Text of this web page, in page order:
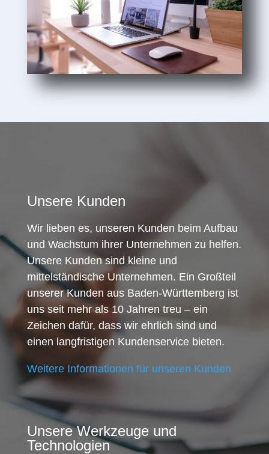
Unsere Kunden
Wir lieben es, unseren Kunden beim Aufbau
und Wachstum ihrer Unternehmen zu helfen.
Unsere Kunden sind kleine und
mittelständische Unternehmen. Ein Großteil
unserer Kunden aus Baden-Württemberg ist
uns seit mehr als 10 Jahren treu – ein
Zeichen dafür, dass wir ehrlich sind und
einen langfristigen Kundenservice bieten.
Weitere Informationen für unseren Kunden
Unsere Werkzeuge und
Technologien